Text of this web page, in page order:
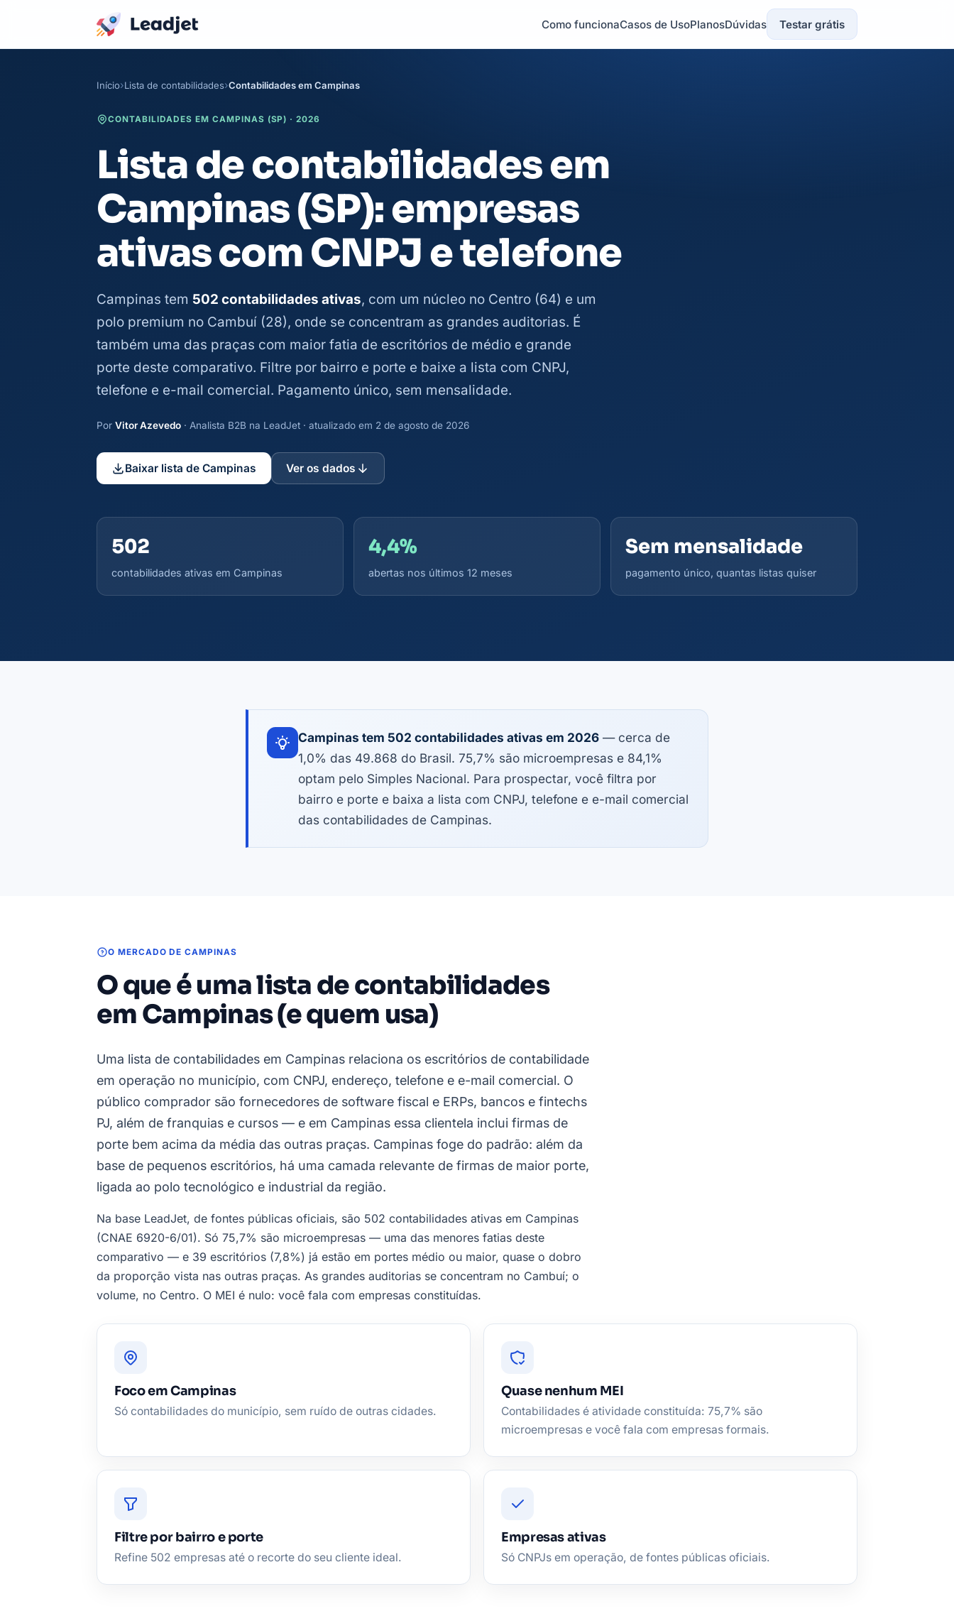
Como funcionaCasos de UsoPlanosDúvidas Testar grátis
Início Lista de contabilidades Contabilidades em Campinas
CONTABILIDADES EM CAMPINAS (SP) · 2026
Lista de contabilidades em
Campinas (SP): empresas
ativas com CNPJ e telefone
Campinas tem 502 contabilidades ativas, com um núcleo no Centro (64) e um
polo premium no Cambuí (28), onde se concentram as grandes auditorias. É
também uma das praças com maior fatia de escritórios de médio e grande
porte deste comparativo. Filtre por bairro e porte e baixe a lista com CNPJ,
telefone e e-mail comercial. Pagamento único, sem mensalidade.
Por Vitor Azevedo · Analista B2B na LeadJet · atualizado em 2 de agosto de 2026
Baixar lista de Campinas Ver os dados
502
contabilidades ativas em Campinas
4,4%
abertas nos últimos 12 meses
Sem mensalidade
pagamento único, quantas listas quiser
Campinas tem 502 contabilidades ativas em 2026 — cerca de
1,0% das 49.868 do Brasil. 75,7% são microempresas e 84,1%
optam pelo Simples Nacional. Para prospectar, você filtra por
bairro e porte e baixa a lista com CNPJ, telefone e e-mail comercial
das contabilidades de Campinas.
O MERCADO DE CAMPINAS
O que é uma lista de contabilidades
em Campinas (e quem usa)
Uma lista de contabilidades em Campinas relaciona os escritórios de contabilidade
em operação no município, com CNPJ, endereço, telefone e e-mail comercial. O
público comprador são fornecedores de software fiscal e ERPs, bancos e fintechs
PJ, além de franquias e cursos — e em Campinas essa clientela inclui firmas de
porte bem acima da média das outras praças. Campinas foge do padrão: além da
base de pequenos escritórios, há uma camada relevante de firmas de maior porte,
ligada ao polo tecnológico e industrial da região.
Na base LeadJet, de fontes públicas oficiais, são 502 contabilidades ativas em Campinas
(CNAE 6920-6/01). Só 75,7% são microempresas — uma das menores fatias deste
comparativo — e 39 escritórios (7,8%) já estão em portes médio ou maior, quase o dobro
da proporção vista nas outras praças. As grandes auditorias se concentram no Cambuí; o
volume, no Centro. O MEI é nulo: você fala com empresas constituídas.
Foco em Campinas
Só contabilidades do município, sem ruído de outras cidades.
Quase nenhum MEI
Contabilidades é atividade constituída: 75,7% são
microempresas e você fala com empresas formais.
Filtre por bairro e porte
Refine 502 empresas até o recorte do seu cliente ideal.
Empresas ativas
Só CNPJs em operação, de fontes públicas oficiais.